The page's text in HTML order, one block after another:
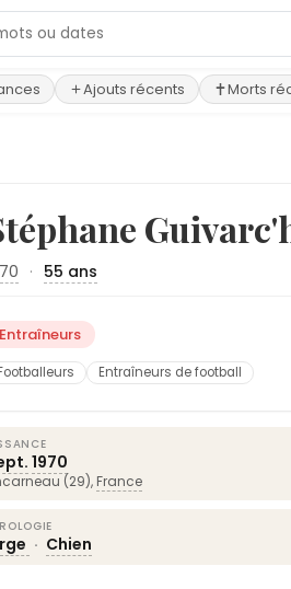
Ajouts récents Morts
· 55 ans
Entraîneurs
Entraîneurs de football
1970
(29), France
· Chien